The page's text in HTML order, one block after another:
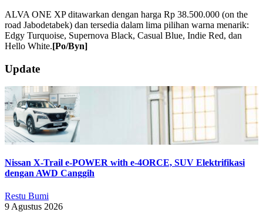
ALVA ONE XP ditawarkan dengan harga Rp 38.500.000 (on the
road Jabodetabek) dan tersedia dalam lima pilihan warna menarik:
Edgy Turquoise, Supernova Black, Casual Blue, Indie Red, dan
Hello White.[Po/Byn]
2024-
02-
15
Update
Nissan X-Trail e-POWER with e-4ORCE, SUV Elektrifikasi
dengan AWD Canggih
Restu Bumi
9 Agustus 2026